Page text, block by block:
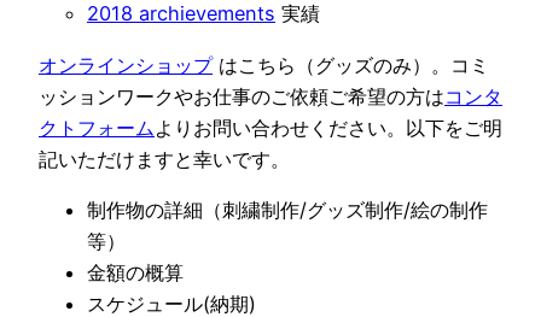
2018 archievements 実績
オンラインショップはこちら（グッズのみ）。コミ
ッションワークやお仕事のご依頼ご希望の方はコンタ
クトフォーム よりお問い合わせください。以下をご明
記いただけますと幸いです。
制作物の詳細（刺繍制作/グッズ制作/絵の制作
等）
金額の概算
スケジュール(納期)